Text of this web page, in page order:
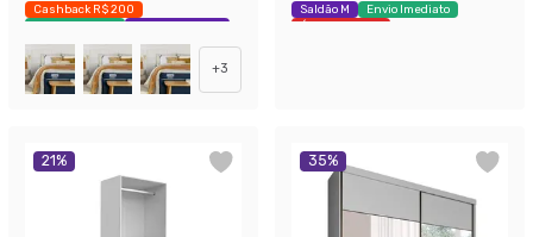
Cashback R$ 200
Envio Imediato
Exclusivo Mobly
+3
Saldão M
Envio Imediato
Últimas peças
21% 35%